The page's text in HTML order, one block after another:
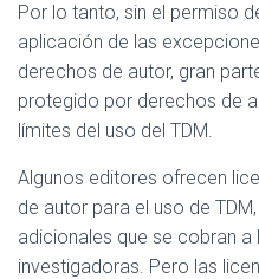
Por lo tanto, sin el permiso
aplicación de las
derechos de autor, gran
protegido por derechos de
límites del uso del TDM.
Algunos editores ofrecen
de autor para el uso de
adicionales que se cobran
investigadoras. Pero las